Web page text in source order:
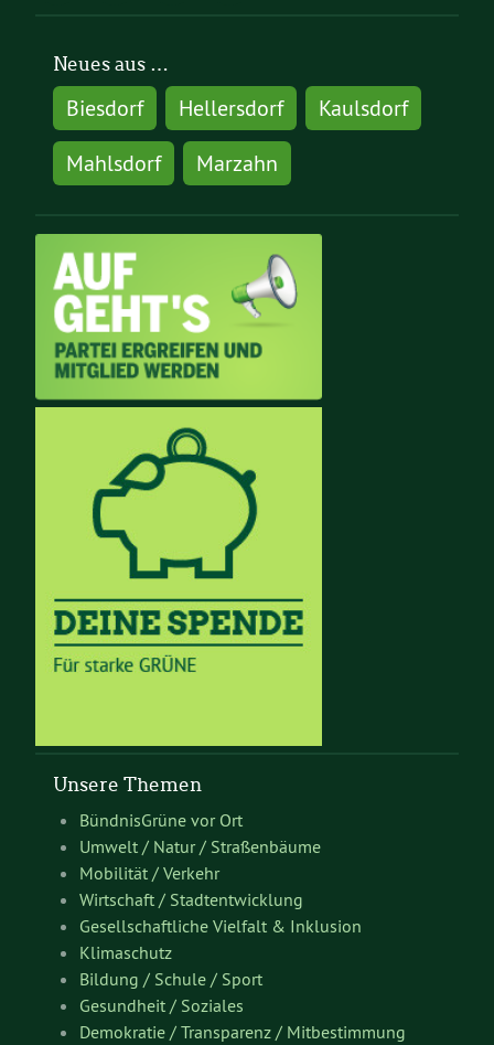
Neues aus …
Biesdorf Hellersdorf
Kaulsdorf
Mahlsdorf
Marzahn
Unsere Themen
BündnisGrüne vor Ort
Umwelt / Natur / Straßenbäume
Mobilität / Verkehr
Wirtschaft / Stadtentwicklung
Gesellschaftliche Vielfalt & Inklusion
Klimaschutz
Bildung / Schule / Sport
Gesundheit / Soziales
Demokratie / Transparenz / Mitbestimmung